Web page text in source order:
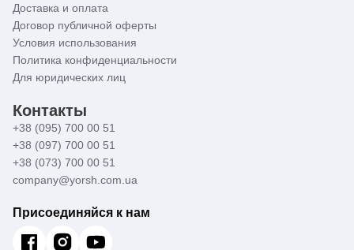
Доставка и оплата
Договор публичной оферты
Условия использования
Политика конфиденциальности
Для юридических лиц
Контакты
+38 (095) 700 00 51
+38 (097) 700 00 51
+38 (073) 700 00 51
company@yorsh.com.ua
Присоединяйся к нам